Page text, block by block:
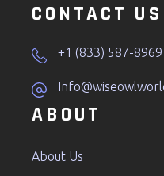
CONTACT US
+1 (833) 587-8969
ABOUT
About Us